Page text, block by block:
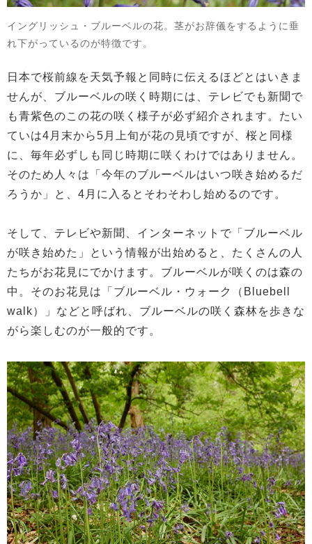
イングリッシュ・ブルーベルの花。茎がお辞儀をするように垂
れ下がっているのが特徴です。
日本で桜前線を天気予報と同時に伝えるほどとはいきま
せんが、ブルーベルの咲く時期には、テレビでも新聞で
も青紫色のこの花の咲く様子が必ず紹介されます。たい
ていは4月末から5月上旬が花の見頃ですが、桜と同様
に、毎年必ずしも同じ時期に咲くわけではありません。
そのため人々は「今年のブルーベルはいつ咲き始めるだ
ろうか」と、4月に入るとそわそわし始めるのです。
そして、テレビや新聞、インターネットで「ブルーベル
が咲き始めた」という情報が出始めると、たくさんの人
たちがお花見にでかけます。ブルーベルが咲くのは森の
中。そのお花見は「ブルーベル・ウォーク（Bluebell
walk）」などと呼ばれ、ブルーベルの咲く森林を歩きな
がら楽しむのが一般的です。